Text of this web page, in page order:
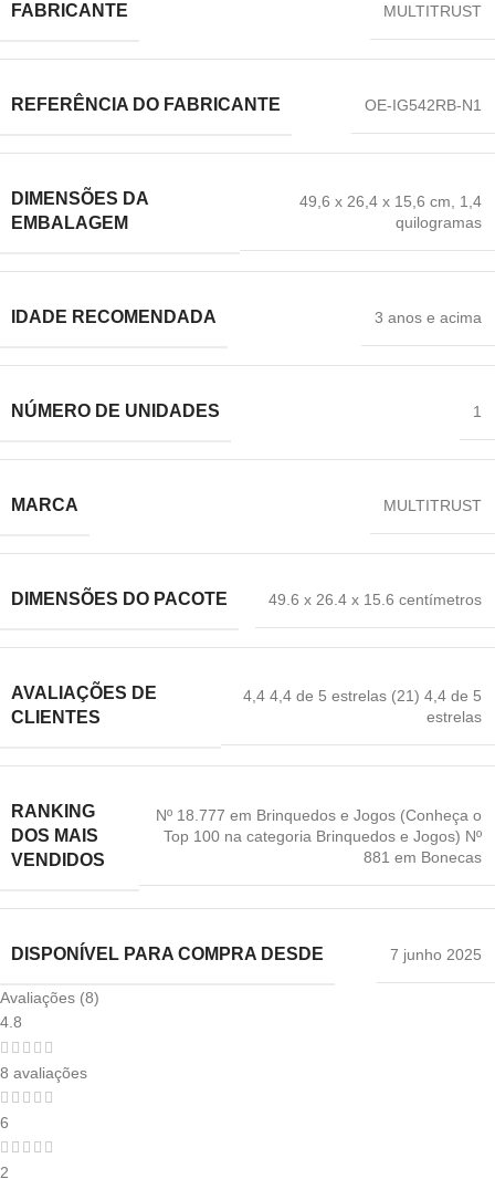
FABRICANTE ‎MULTITRUST
REFERÊNCIA DO FABRICANTE ‎OE-IG542RB-N1
DIMENSÕES DA
EMBALAGEM
‎49,6 x 26,4 x 15,6 cm
1,4
quilogramas
IDADE RECOMENDADA ‎3 anos e acima
NÚMERO DE UNIDADES ‎1
MARCA ‎MULTITRUST
DIMENSÕES DO PACOTE 49.6 x 26.4 x 15.6 centímetros
AVALIAÇÕES DE
CLIENTES
4,4 4,4 de 5 estrelas (21) 4,4 de 5
estrelas
RANKING
DOS MAIS
VENDIDOS
Nº 18.777 em Brinquedos e Jogos (Conheça o
Top 100 na categoria Brinquedos e Jogos) Nº
881 em Bonecas
DISPONÍVEL PARA COMPRA DESDE 7 junho 2025
Avaliações (8)
4.8
8 avaliações
6
2